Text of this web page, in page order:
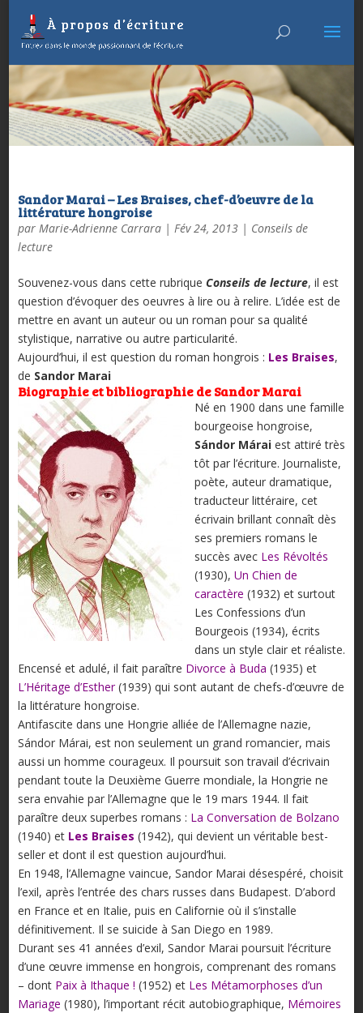
Sandor Marai – Les Braises, chef-d’oeuvre de la
littérature hongroise
par Marie-Adrienne Carrara| Fév 24, 2013| Conseils de
lecture
Souvenez-vous dans cette rubrique Conseils de lecture, il est
question d’évoquer des oeuvres à lire ou à relire. L’idée est de
mettre en avant un auteur ou un roman pour sa qualité
stylistique, narrative ou autre particularité.
Aujourd’hui, il est question du roman hongrois : Les Braises,
de Sandor Marai
Biographie et bibliographie de Sandor Marai
Né en 1900 dans une famille
bourgeoise hongroise,
Sándor Máraiest attiré très
tôt par l’écriture. Journaliste,
poète, auteur dramatique,
traducteur littéraire, cet
écrivain brillant connaît dès
ses premiers romans le
succès avec Les Révoltés
(1930), Un Chien de
caractère (1932) et surtout
Les Confessions d’un
Bourgeois (1934), écrits
dans un style clair et réaliste.
Encensé et adulé, il fait paraître Divorce à Buda (1935) et
L’Héritage d’Esther(1939) qui sont autant de chefs-d’œuvre de
la littérature hongroise.
Antifascite dans une Hongrie alliée de l’Allemagne nazie,
Sándor Márai, est non seulement un grand romancier, mais
aussi un homme courageux. Il poursuit son travail d’écrivain
pendant toute la Deuxième Guerre mondiale, la Hongrie ne
sera envahie par l’Allemagne que le 19 mars 1944. Il fait
paraître deux superbes romans : La Conversation de Bolzano
(1940) et Les Braises (1942), qui devient un véritable best-
seller et dont il est question aujourd’hui.
En 1948, l’Allemagne vaincue, Sandor Marai désespéré, choisit
l’exil, après l’entrée des chars russes dans Budapest. D’abord
en France et en Italie, puis en Californie où il s’installe
définitivement. Il se suicide à San Diego en 1989.
Durant ses 41 années d’exil, Sandor Marai poursuit l’écriture
d’une œuvre immense en hongrois, comprenant des romans
– dont Paix à Ithaque ! (1952) et Les Métamorphoses d’un
Mariage (1980), l’important récit autobiographique, Mémoires